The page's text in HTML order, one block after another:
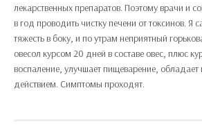
лекарственных препаратов. Поэтому врачи и
в год проводить чистку печени от токсинов. Я
тяжесть в боку, и по утрам неприятный
овесол курсом 20 дней в составе овес, плюс
воспаление, улучшает пищеварение,
действием. Симптомы проходят.